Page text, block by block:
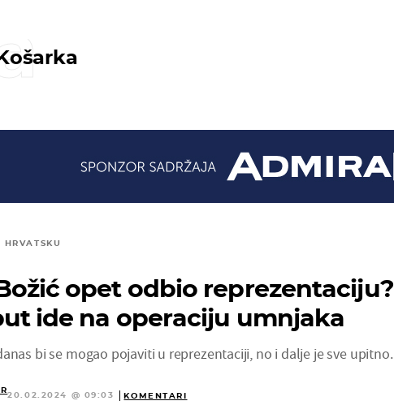
opet odbio reprezentaciju?
ide na operaciju umnjaka
bi se mogao pojaviti u reprezentaciji, no i dalje je sve upitno.
20.02.2024 @ 09:03 KOMENTARI